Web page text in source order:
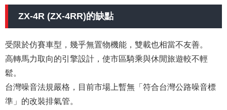
ZX-4R (ZX-4RR)的缺點
受限於仿賽車型，幾乎無置物機能，雙載也相當不友善。
高轉馬力取向的引擎設計，使市區騎乘與休閒旅遊較不輕
鬆。
台灣噪音法規嚴格，目前市場上暫無「符合台灣公路噪音標
準」的改裝排氣管。